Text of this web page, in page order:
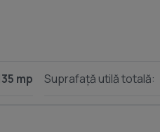
sistem de climatizare cu
in acelasi timp de o
1.300 /luna Garantie:
detalii suplimentare si
mp Suprafață utilă totală: